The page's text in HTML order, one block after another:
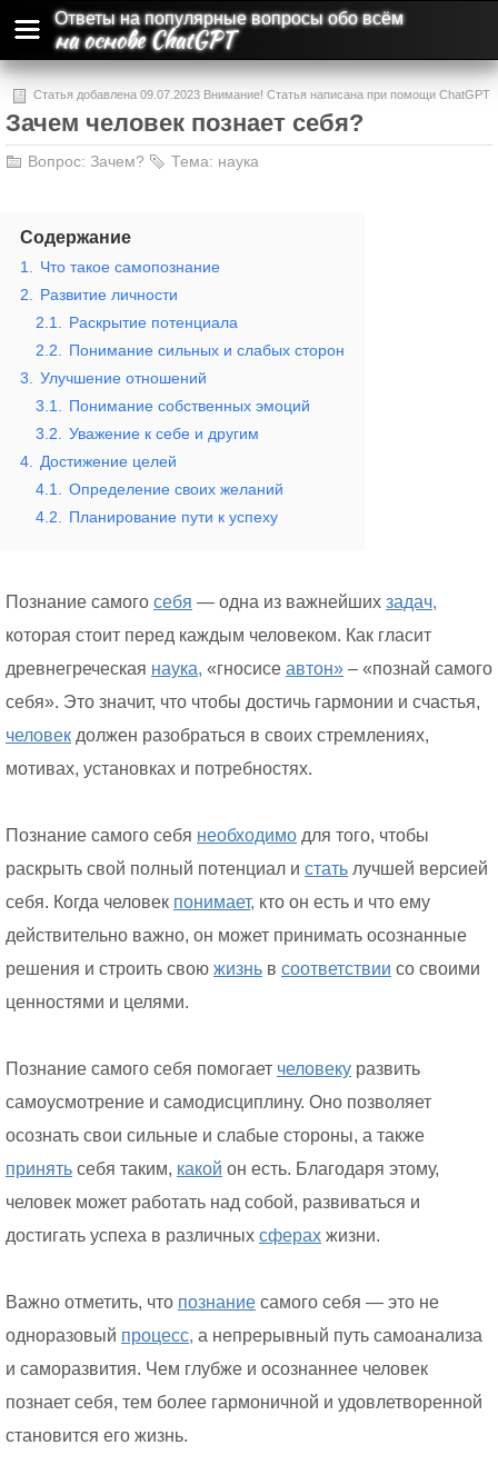
Ответы на популярные вопросы обо всём
на основе ChatGPT
Статья добавлена 09.07.2023 Внимание! Статья написана при помощи ChatGPT
и может содержать ошибки и неточности.
Зачем человек познает себя?
Вопрос: Зачем? Тема: наука
Содержание
1.
Что такое самопознание
2.
Развитие личности
2.1.
Раскрытие потенциала
2.2.
Понимание сильных и слабых сторон
3.
Улучшение отношений
3.1.
Понимание собственных эмоций
3.2.
Уважение к себе и другим
4.
Достижение целей
4.1.
Определение своих желаний
4.2.
Планирование пути к успеху
Познание самого себя — одна из важнейших задач,
которая стоит перед каждым человеком. Как гласит
древнегреческая наука, «гносисе автон» – «познай самого
себя». Это значит, что чтобы достичь гармонии и счастья,
человек должен разобраться в своих стремлениях,
мотивах, установках и потребностях.
Познание самого себя необходимо для того, чтобы
раскрыть свой полный потенциал и стать лучшей версией
себя. Когда человек понимает, кто он есть и что ему
действительно важно, он может принимать осознанные
решения и строить свою жизнь в соответствии со своими
ценностями и целями.
Познание самого себя помогает человеку развить
самоусмотрение и самодисциплину. Оно позволяет
осознать свои сильные и слабые стороны, а также
принять себя таким, какой он есть. Благодаря этому,
человек может работать над собой, развиваться и
достигать успеха в различных сферах жизни.
Важно отметить, что познание самого себя — это не
одноразовый процесс, а непрерывный путь самоанализа
и саморазвития. Чем глубже и осознаннее человек
познает себя, тем более гармоничной и удовлетворенной
становится его жизнь.